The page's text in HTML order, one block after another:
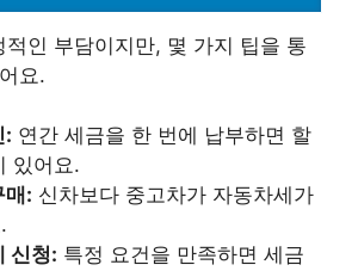
적인 부담이지만, 몇 가지 팁을 통
요.
: 연간 세금을 한 번에 납부하면 할
있어요.
매: 신차보다 중고차가 자동차세가
신청: 특정 요건을 만족하면 세금